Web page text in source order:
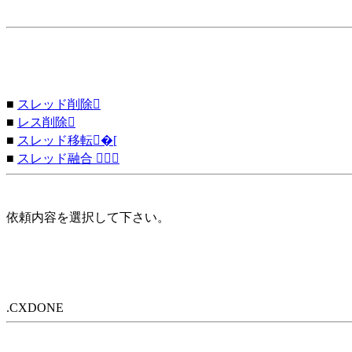
■ スレッド削除
■ レス削除
■ スレッド移転�[
■ スレッド融合 
依頼内容を選択して下さい。
.CXDONE